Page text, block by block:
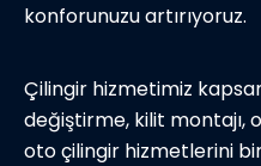
konforunuzu artırıyoruz.
Çilingir hizmetimiz
değiştirme, kilit
oto çilingir hizmetlerini